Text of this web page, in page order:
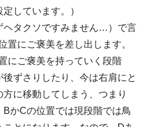
しています。）
ヘタクソですみません…）で言
置にご褒美を差し出します。
にご褒美を持っていく段階
ずさりしたり、今は右肩にと
に移動してしまう、つまり
BかCの位置では現段階では鳥